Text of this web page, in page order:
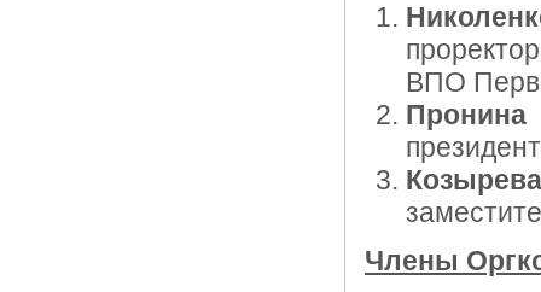
ВПО
Члены